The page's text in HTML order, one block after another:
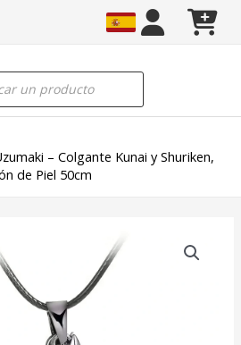
– Colgante Kunai y Shuriken,
de Piel 50cm